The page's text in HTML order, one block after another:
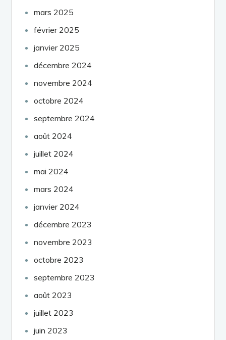
mars 2025
février 2025
janvier 2025
décembre 2024
novembre 2024
octobre 2024
septembre 2024
août 2024
juillet 2024
mai 2024
mars 2024
janvier 2024
décembre 2023
novembre 2023
octobre 2023
septembre 2023
août 2023
juillet 2023
juin 2023